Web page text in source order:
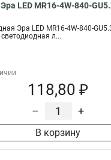
Эра LED MR16-4W-840-
Эра LED MR16-4W-840-
л...
118,80 ₽
– +
В корзину